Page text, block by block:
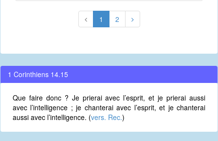
1 2
1 Corinthiens 14.15
Que faire donc ? Je prierai avec l’esprit, et je prierai aussi
avec l’intelligence ; je chanterai avec l’esprit, et je chanterai
aussi avec l’intelligence. (vers. Rec.)